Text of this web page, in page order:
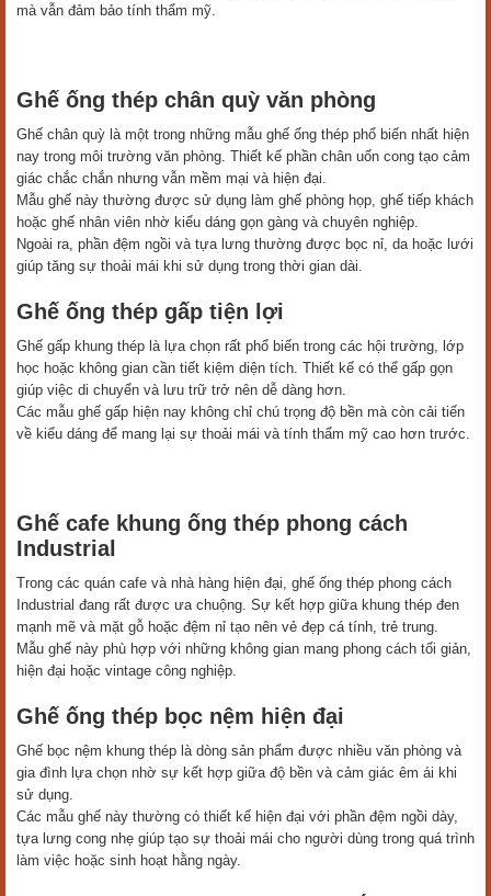
mà vẫn đảm bảo tính thẩm mỹ.
Ghế ống thép chân quỳ văn phòng
Ghế chân quỳ là một trong những mẫu ghế ống thép phổ biến nhất hiện
nay trong môi trường văn phòng. Thiết kế phần chân uốn cong tạo cảm
giác chắc chắn nhưng vẫn mềm mại và hiện đại.
Mẫu ghế này thường được sử dụng làm ghế phòng họp, ghế tiếp khách
hoặc ghế nhân viên nhờ kiểu dáng gọn gàng và chuyên nghiệp.
Ngoài ra, phần đệm ngồi và tựa lưng thường được bọc nỉ, da hoặc lưới
giúp tăng sự thoải mái khi sử dụng trong thời gian dài.
Ghế ống thép gấp tiện lợi
Ghế gấp khung thép là lựa chọn rất phổ biến trong các hội trường, lớp
học hoặc không gian cần tiết kiệm diện tích. Thiết kế có thể gấp gọn
giúp việc di chuyển và lưu trữ trở nên dễ dàng hơn.
Các mẫu ghế gấp hiện nay không chỉ chú trọng độ bền mà còn cải tiến
về kiểu dáng để mang lại sự thoải mái và tính thẩm mỹ cao hơn trước.
Ghế cafe khung ống thép phong cách
Industrial
Trong các quán cafe và nhà hàng hiện đại, ghế ống thép phong cách
Industrial đang rất được ưa chuộng. Sự kết hợp giữa khung thép đen
mạnh mẽ và mặt gỗ hoặc đệm nỉ tạo nên vẻ đẹp cá tính, trẻ trung.
Mẫu ghế này phù hợp với những không gian mang phong cách tối giản,
hiện đại hoặc vintage công nghiệp.
Ghế ống thép bọc nệm hiện đại
Ghế bọc nệm khung thép là dòng sản phẩm được nhiều văn phòng và
gia đình lựa chọn nhờ sự kết hợp giữa độ bền và cảm giác êm ái khi
sử dụng.
Các mẫu ghế này thường có thiết kế hiện đại với phần đệm ngồi dày,
tựa lưng cong nhẹ giúp tạo sự thoải mái cho người dùng trong quá trình
làm việc hoặc sinh hoạt hằng ngày.